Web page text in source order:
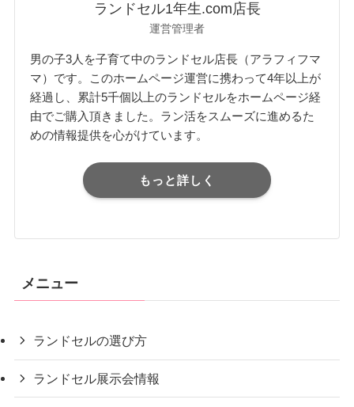
ランドセル1年生.com店長
運営管理者
男の子3人を子育て中のランドセル店長（アラフィフマ
マ）です。このホームページ運営に携わって4年以上が
経過し、累計5千個以上のランドセルをホームページ経
由でご購入頂きました。ラン活をスムーズに進めるた
めの情報提供を心がけています。
もっと詳しく
メニュー
ランドセルの選び方
ランドセル展示会情報